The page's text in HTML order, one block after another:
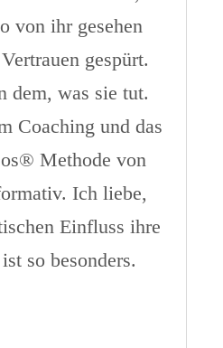
von ihr gesehen
gespürt.
dem, was sie tut.
Coaching und das
Methode von
Ich liebe,
Einfluss ihre
so besonders.